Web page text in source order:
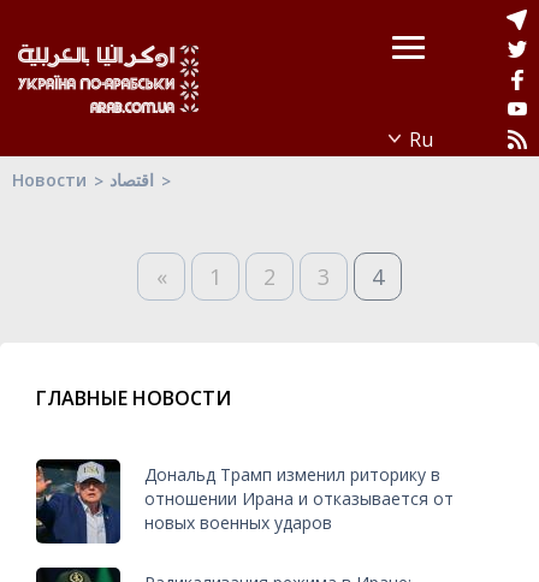
Новости اقتصاد
« 1 2 3 4
ГЛАВНЫЕ НОВОСТИ
Дональд Трамп изменил риторику в
отношении Ирана и отказывается от
новых военных ударов